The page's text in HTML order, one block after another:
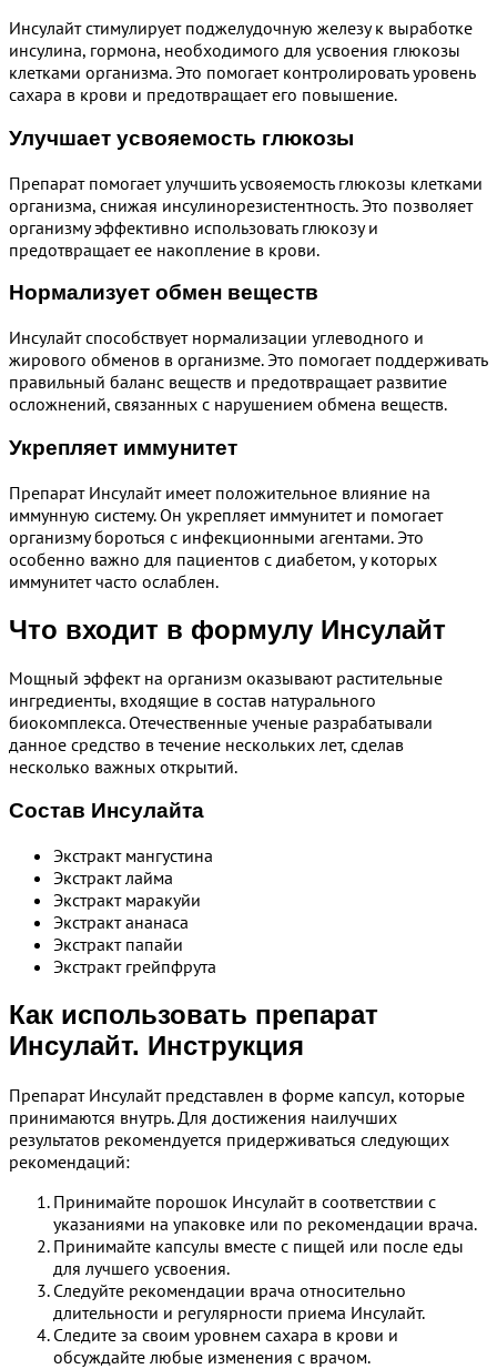
Инсулайт стимулирует поджелудочную железу к выработке
инсулина, гормона, необходимого для усвоения глюкозы
клетками организма. Это помогает контролировать уровень
сахара в крови и предотвращает его повышение.
Улучшает усвояемость глюкозы
Препарат помогает улучшить усвояемость глюкозы клетками
организма, снижая инсулинорезистентность. Это позволяет
организму эффективно использовать глюкозу и
предотвращает ее накопление в крови.
Нормализует обмен веществ
Инсулайт способствует нормализации углеводного и
жирового обменов в организме. Это помогает поддерживать
правильный баланс веществ и предотвращает развитие
осложнений, связанных с нарушением обмена веществ.
Укрепляет иммунитет
Препарат Инсулайт имеет положительное влияние на
иммунную систему. Он укрепляет иммунитет и помогает
организму бороться с инфекционными агентами. Это
особенно важно для пациентов с диабетом, у которых
иммунитет часто ослаблен.
Что входит в формулу Инсулайт
Мощный эффект на организм оказывают растительные
ингредиенты, входящие в состав натурального
биокомплекса. Отечественные ученые разрабатывали
данное средство в течение нескольких лет, сделав
несколько важных открытий.
Состав Инсулайта
Экстракт мангустина
Экстракт лайма
Экстракт маракуйи
Экстракт ананаса
Экстракт папайи
Экстракт грейпфрута
Как использовать препарат
Инсулайт. Инструкция
Препарат Инсулайт представлен в форме капсул, которые
принимаются внутрь. Для достижения наилучших
результатов рекомендуется придерживаться следующих
рекомендаций:
Принимайте порошок Инсулайт в соответствии с
указаниями на упаковке или по рекомендации врача.
Принимайте капсулы вместе с пищей или после еды
для лучшего усвоения.
Следуйте рекомендации врача относительно
длительности и регулярности приема Инсулайт.
Следите за своим уровнем сахара в крови и
обсуждайте любые изменения с врачом.